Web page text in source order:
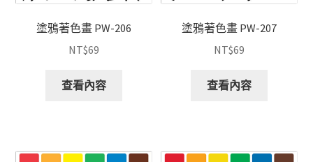
塗鴉著色畫 PW-206
NT$69
查看內容
塗鴉著色畫 PW-207
NT$69
查看內容